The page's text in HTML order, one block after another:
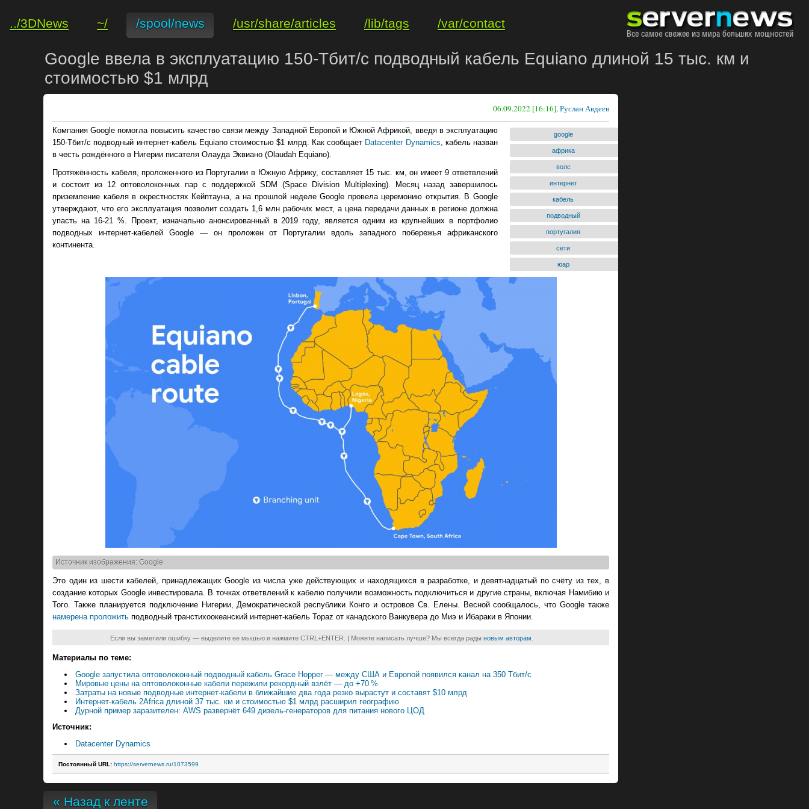
../3DNews ~/ /spool/news /usr/share/articles /lib/tags /var/contact
Google ввела в эксплуатацию 150-Тбит/с подводный кабель Equiano длиной 15 тыс. км и
стоимостью $1 млрд
06.09.2022 [16:16],Руслан Авдеев
google
африка
волс
интернет
кабель
подводный
португалия
сети
юар
Компания Google помогла повысить качество связи между Западной Европой и Южной Африкой, введя в эксплуатацию
150-Тбит/с подводный интернет-кабель Equiano стоимостью $1 млрд. Как сообщает Datacenter Dynamics, кабель назван
в честь рождённого в Нигерии писателя Олауда Эквиано (Olaudah Equiano).
Протяжённость кабеля, проложенного из Португалии в Южную Африку, составляет 15 тыс. км, он имеет 9 ответвлений
и состоит из 12 оптоволоконных пар с поддержкой SDM (Space Division Multiplexing). Месяц назад завершилось
приземление кабеля в окрестностях Кейптауна, а на прошлой неделе Google провела церемонию открытия. В Google
утверждают, что его эксплуатация позволит создать 1,6 млн рабочих мест, а цена передачи данных в регионе должна
упасть на 16-21 %. Проект, изначально анонсированный в 2019 году, является одним из крупнейших в портфолио
подводных интернет-кабелей Google — он проложен от Португалии вдоль западного побережья африканского
континента.
Источник изображения: Google
Это один из шести кабелей, принадлежащих Google из числа уже действующих и находящихся в разработке, и девятнадцатый по счёту из тех, в
создание которых Google инвестировала. В точках ответвлений к кабелю получили возможность подключиться и другие страны, включая Намибию и
Того. Также планируется подключение Нигерии, Демократической республики Конго и островов Св. Елены. Весной сообщалось, что Google также
намерена проложить подводный транстихоокеанский интернет-кабель Topaz от канадского Ванкувера до Миэ и Ибараки в Японии.
Если вы заметили ошибку — выделите ее мышью и нажмите CTRL+ENTER. | Можете написать лучше? Мы всегда рады новым авторам
Материалы по теме:
Google запустила оптоволоконный подводный кабель Grace Hopper — между США и Европой появился канал на 350 Тбит/с
Мировые цены на оптоволоконные кабели пережили рекордный взлёт — до +70 %
Затраты на новые подводные интернет-кабели в ближайшие два года резко вырастут и составят $10 млрд
Интернет-кабель 2Africa длиной 37 тыс. км и стоимостью $1 млрд расширил географию
Дурной пример заразителен: AWS развернёт 649 дизель-генераторов для питания нового ЦОД
Источник:
Datacenter Dynamics
Постоянный URL: https://servernews.ru/1073599
« Назад к ленте